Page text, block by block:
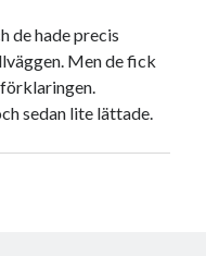
de hade precis
Men de fick
sedan lite lättade.